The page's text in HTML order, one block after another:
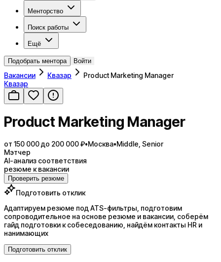
Менторство
Поиск работы
Ещё
Подобрать ментора Войти
Вакансии Квазар
Product Marketing Manager
Квазар
Product Marketing Manager
от 150 000 до 200 000 ₽•Москва•Middle, Senior
Мэтчер
AI-анализ соответствия
резюме к вакансии
Проверить резюме
Подготовить отклик
Адаптируем резюме под ATS-фильтры, подготовим
сопроводительное на основе резюме и вакансии, соберём
гайд подготовки к собеседованию, найдём контакты HR и
нанимающих
Подготовить отклик